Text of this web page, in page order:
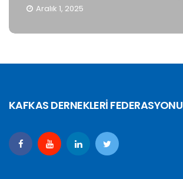
Aralık 1, 2025
KAFKAS DERNEKLERİ FEDERASYONU